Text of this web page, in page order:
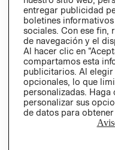
Ecuador ($)
CAMBIAR REGIÓN
entregar publicidad
boletines
sociales. Con ese fin,
de navegación y el
Al hacer clic en
compartamos esta
publicitarios. Al elegir
opcionales, lo que
personalizadas.
personalizar sus
de datos para